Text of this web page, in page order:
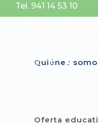
Tel. 941 14 53 10
Quiénes
Oferta